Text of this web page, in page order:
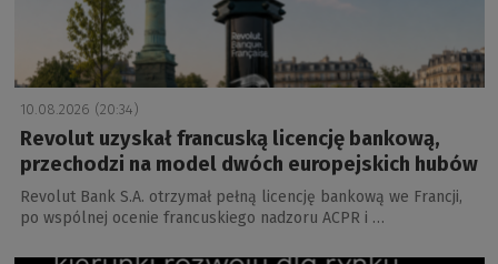
10.08.2026 (20:34)
Revolut uzyskał francuską licencję bankową,
przechodzi na model dwóch europejskich hubów
Revolut Bank S.A. otrzymał pełną licencję bankową we Francji,
po wspólnej ocenie francuskiego nadzoru ACPR i …
a